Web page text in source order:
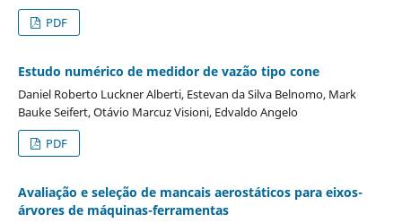
PDF
Estudo numérico de medidor de vazão tipo cone
Daniel Roberto Luckner Alberti, Estevan da Silva Belnomo, Mark
Bauke Seifert, Otávio Marcuz Visioni, Edvaldo Angelo
PDF
Avaliação e seleção de mancais aerostáticos para eixos-
árvores de máquinas-ferramentas